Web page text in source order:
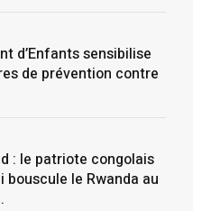
d’Enfants sensibilise
de prévention contre
: le patriote congolais
bouscule le Rwanda au